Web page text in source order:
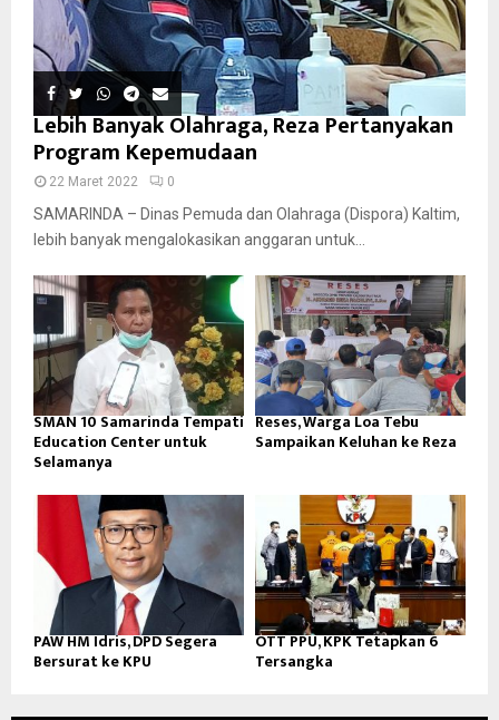
Lebih Banyak Olahraga, Reza Pertanyakan
Program Kepemudaan
22 Maret 2022 0
SAMARINDA – Dinas Pemuda dan Olahraga (Dispora) Kaltim,
lebih banyak mengalokasikan anggaran untuk...
SMAN 10 Samarinda Tempati
Education Center untuk
Selamanya
Reses, Warga Loa Tebu
Sampaikan Keluhan ke Reza
PAW HM Idris, DPD Segera
Bersurat ke KPU
OTT PPU, KPK Tetapkan 6
Tersangka